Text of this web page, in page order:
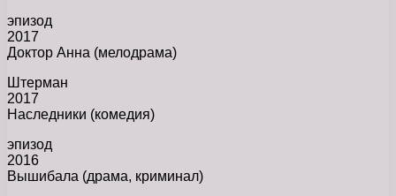
эпизод
2017
Доктор Анна (мелодрама)
Штерман
2017
Наследники (комедия)
эпизод
2016
Вышибала (драма, криминал)